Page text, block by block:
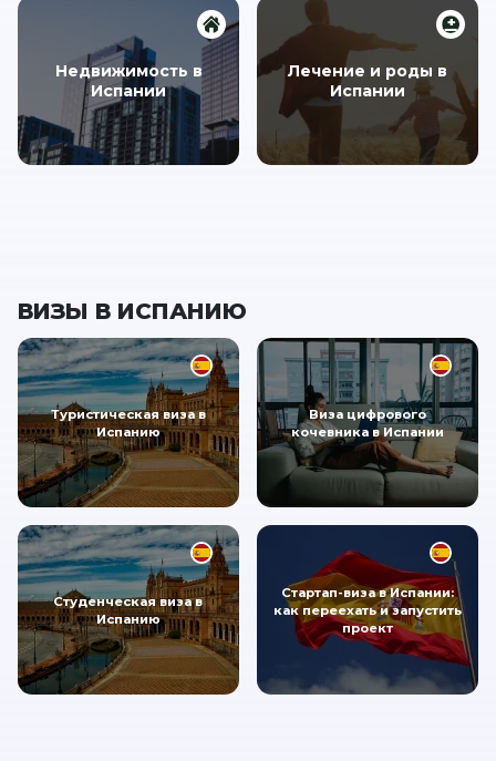
Недвижимость в
Испании
Лечение и роды в
Испании
ВИЗЫ В ИСПАНИЮ
Туристическая виза в
Испанию
Виза цифрового
кочевника в Испании
Студенческая виза в
Испанию
Стартап-виза в Испании:
как переехать и запустить
проект